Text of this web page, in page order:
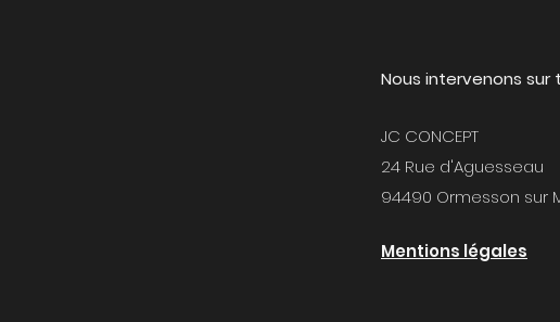
Nous intervenons sur
JC CONCEPT
24 Rue d'Aguesseau
94490 Ormesson sur
Mentions légales